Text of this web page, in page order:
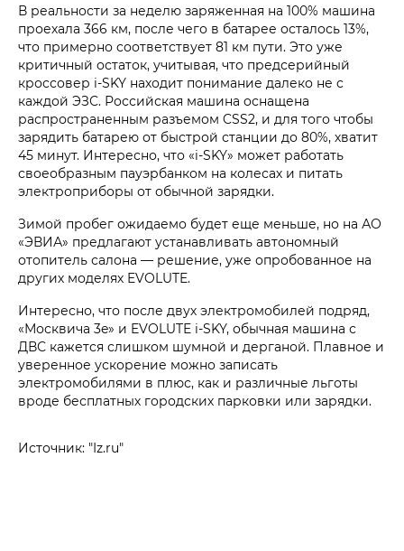
В реальности за неделю заряженная на 100% машина
проехала 366 км, после чего в батарее осталось 13%,
что примерно соответствует 81 км пути. Это уже
критичный остаток, учитывая, что предсерийный
кроссовер i‑SKY находит понимание далеко не с
каждой ЭЗС. Российская машина оснащена
распространенным разъемом CSS2, и для того чтобы
зарядить батарею от быстрой станции до 80%, хватит
45 минут. Интересно, что «i‑SKY» может работать
своеобразным пауэрбанком на колесах и питать
электроприборы от обычной зарядки.
Зимой пробег ожидаемо будет еще меньше, но на АО
«ЭВИА» предлагают устанавливать автономный
отопитель салона — решение, уже опробованное на
других моделях EVOLUTE.
Интересно, что после двух электромобилей подряд,
«Москвича 3e» и EVOLUTE i‑SKY, обычная машина с
ДВС кажется слишком шумной и дерганой. Плавное и
уверенное ускорение можно записать
электромобилями в плюс, как и различные льготы
вроде бесплатных городских парковки или зарядки.
Источник: "Iz.ru"